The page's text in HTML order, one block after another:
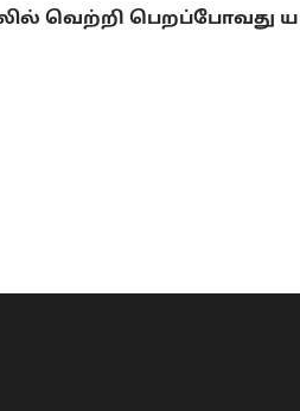
வெற்றி பெறப்போவது